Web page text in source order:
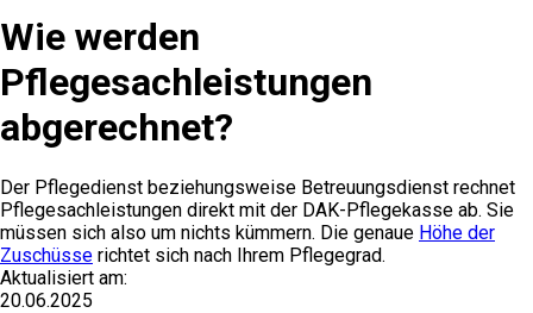
Wie werden
Pflegesachleistungen
abgerechnet?
Der Pflegedienst beziehungsweise Betreuungsdienst rechnet
Pflegesachleistungen direkt mit der DAK-Pflegekasse ab. Sie
müssen sich also um nichts kümmern. Die genaue Höhe der
Zuschüsse richtet sich nach Ihrem Pflegegrad.
Aktualisiert am:
20.06.2025